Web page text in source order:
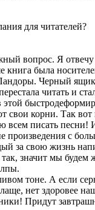
для читателей?
вопрос. Я
книга была
Черный ящик
читать и
этой
свои корни. Так вот
всем писать песни!
произведения с
за свою жизнь
значит мы будем
тоне. А если
нет здоровее
Придут